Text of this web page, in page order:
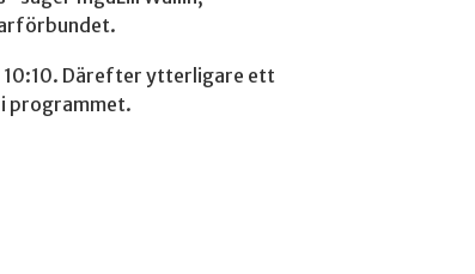
10:10. Därefter ytterligare ett
programmet.